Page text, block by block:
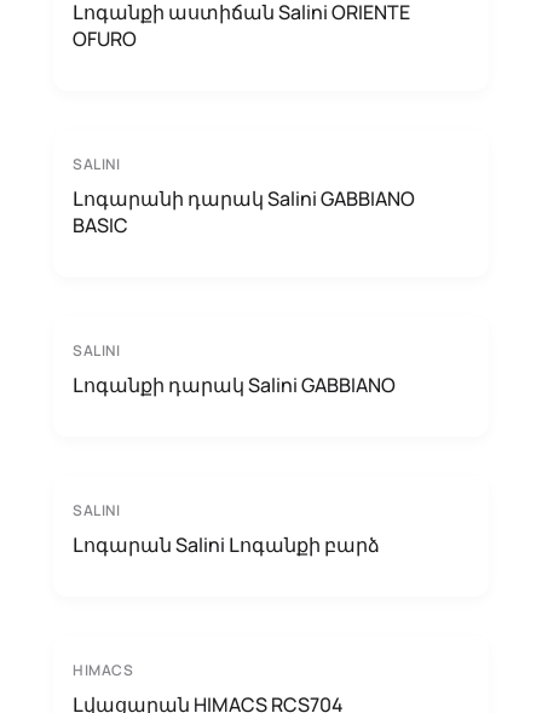
Լոգանքի աստիճան Salini ORIENTE
OFURO
SALINI
Լոգարանի դարակ Salini GABBIANO
BASIC
SALINI
Լոգանքի դարակ Salini GABBIANO
SALINI
Լոգարան Salini Լոգանքի բարձ
HIMACS
Լվացարան HIMACS RCS704